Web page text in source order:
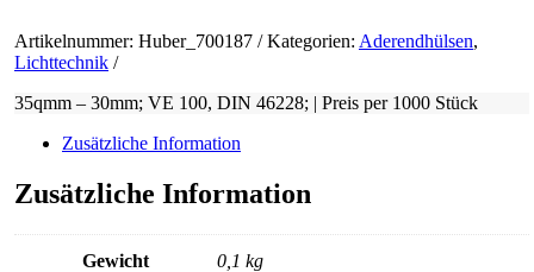
Artikelnummer: Huber_700187 Kategorien: Aderendhülsen,
Lichttechnik
35qmm – 30mm; VE 100, DIN 46228; | Preis per 1000 Stück
Zusätzliche Information
Zusätzliche Information
Gewicht 0,1 kg